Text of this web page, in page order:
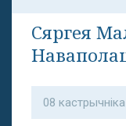
Сяргея
08